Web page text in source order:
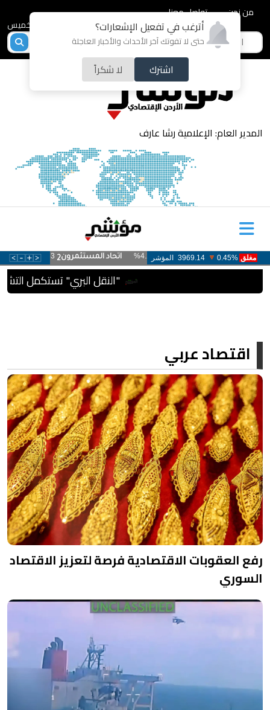
أترغب في تفعيل الإشعارات؟
حتى لا تفوتك آخر الأحداث والأخبار العاجلة
اشترك لا شكراً
من نحن
تواصل معنا
المدير العام: الإعلامية رشا عارف
"النقل البري" تستكمل التشغيل التجريبي
اقتصاد عربي
رفع العقوبات الاقتصادية فرصة لتعزيز الاقتصاد
السوري